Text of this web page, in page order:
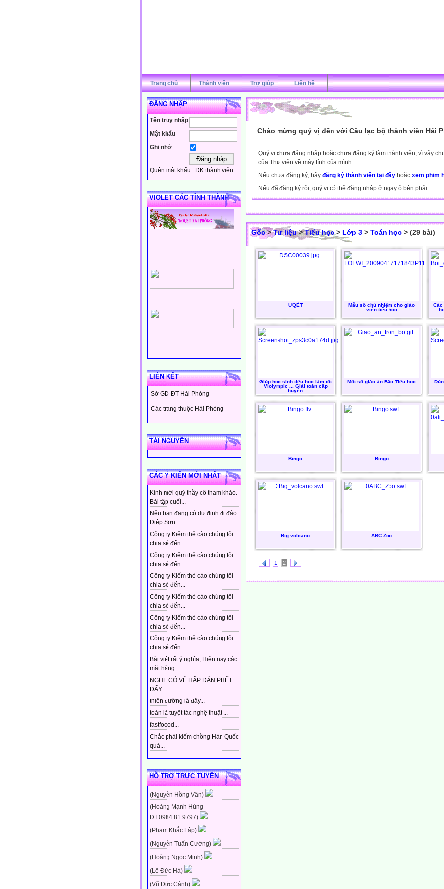
Trang chủ Thành viên Trợ giúp Liên hệ
ĐĂNG NHẬP
Tên truy nhập
Mật khẩu
Ghi nhớ
Quên mật khẩu ĐK thành viên
VIOLET CÁC TỈNH THÀNH
LIÊN KẾT
Sở GD-ĐT Hải Phòng
Các trang thuộc Hải Phòng
TÀI NGUYÊN
CÁC Ý KIẾN MỚI NHẤT
Kính mời quý thầy cô tham khảo.
Bài tập cuối...
Nếu bạn đang có dự định đi đảo
Điệp Sơn...
Công ty Kiếm thẻ cào chúng tôi
chia sẻ đến...
Công ty Kiếm thẻ cào chúng tôi
chia sẻ đến...
Công ty Kiếm thẻ cào chúng tôi
chia sẻ đến...
Công ty Kiếm thẻ cào chúng tôi
chia sẻ đến...
Công ty Kiếm thẻ cào chúng tôi
chia sẻ đến...
Công ty Kiếm thẻ cào chúng tôi
chia sẻ đến...
Bài viết rất ý nghĩa, Hiện nay các
mặt hàng...
NGHE CÓ VẺ HẤP DẪN PHẾT
ĐẤY...
thiên đường là đây...
toàn là tuyệt tác nghệ thuật ...
fastfoood...
Chắc phải kiếm chồng Hàn Quốc
quá...
HỖ TRỢ TRỰC TUYẾN
(Nguyễn Hồng Vân)
(Hoàng Mạnh Hùng
ĐT:0984.81.9797)
(Phạm Khắc Lập)
(Nguyễn Tuấn Cường)
(Hoàng Ngọc Minh)
(Lê Đức Hà)
(Vũ Đức Cảnh)
Chào mừng quý vị đến với Câu lạc bộ thành viên Hải
Quý vị chưa đăng nhập hoặc chưa đăng ký làm thành viên, vì vậy
của Thư viện về máy tính của mình.
Nếu chưa đăng ký, hãy đăng ký thành viên tại đây hoặc xem phim
Nếu đã đăng ký rồi, quý vị có thể đăng nhập ở ngay ô bên phải.
Gốc>Tư liệu>Tiểu học> Lớp 3 > Toán học > (29 bài)
ƯQẺT
Mẫu sổ chủ nhiệm cho giáo
viên tiểu học
Các
Giúp học sinh tiểu học làm tốt
Violympic ... Giải toán cấp
huyện
Một số giáo án Bậc Tiểu học
Bingo Bingo
Big volcano ABC Zoo
1 2